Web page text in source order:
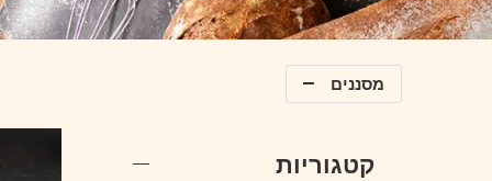
מסננים
קטגוריות